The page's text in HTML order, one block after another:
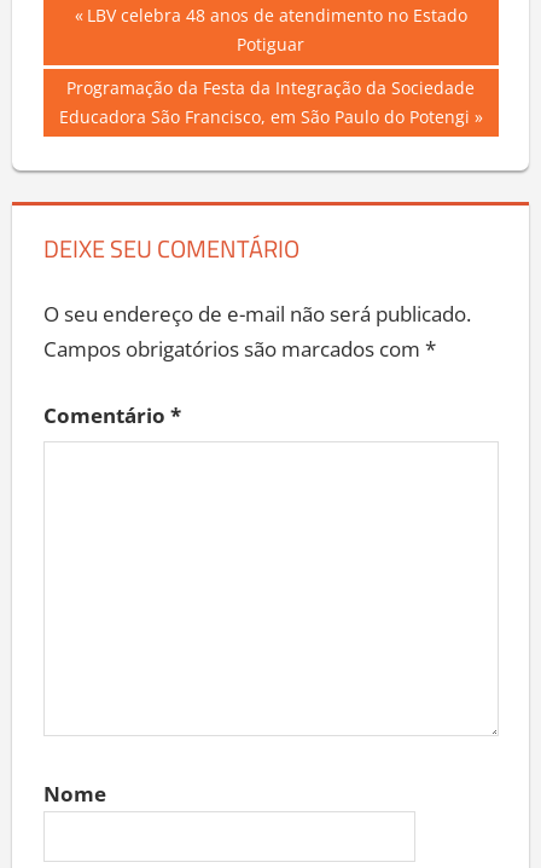
Navegação
de
Post
Previous
LBV celebra 48 anos de atendimento no Estado
Potiguar
Next
Post:
Programação da Festa da Integração da Sociedade
Educadora São Francisco, em São Paulo do Potengi
DEIXE SEU COMENTÁRIO
O seu endereço de e-mail não será publicado.
Campos obrigatórios são marcados com *
Comentário *
Nome